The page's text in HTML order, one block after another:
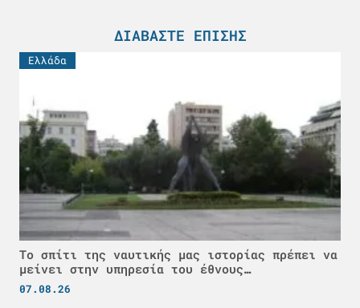
ΔΙΑΒΆΣΤΕ ΕΠΊΣΗΣ
Ελλάδα
Το σπίτι της ναυτικής μας ιστορίας πρέπει να
μείνει στην υπηρεσία του έθνους…
07.08.26